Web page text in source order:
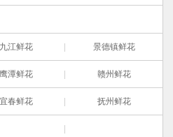
九江鲜花 景德镇鲜花
鹰潭鲜花 赣州鲜花
宜春鲜花 抚州鲜花